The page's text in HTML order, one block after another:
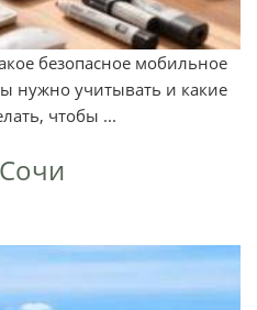
безопасное мобильное
нужно учитывать и какие
чтобы ...